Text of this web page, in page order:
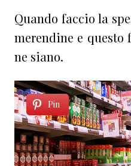
Quando faccio la
merendine e questo
ne siano.
Pin